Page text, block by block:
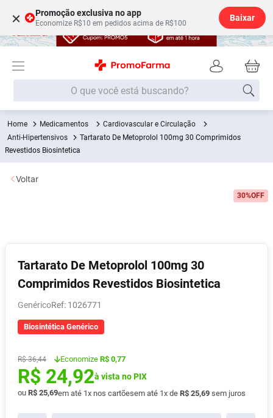
× Promoção exclusiva no app
Economize R$10 em pedidos acima de R$100
Baixar
O que você está buscando?
Medicamentos
Cardiovascular e Circulação
Anti-Hipertensivos
Tartarato De Metoprolol 100mg 30 Comprimidos
Revestidos Biosintetica
30%OFF
Tartarato De Metoprolol 100mg 30
Comprimidos Revestidos Biosintetica
Genérico : 1026771
Biosintética Genérico
R$ 36,44 Economize R$ 0,77
R$ 24,92à vista no PIX
ou R$ 25,69em até 1x nos cartõesem até 1x de R$ 25,69 sem juros
Voltar
Termos mais buscados
1 º Fralda
7º Desodorante
8º Absorvente
9º Vitamina D
10º Lavitan